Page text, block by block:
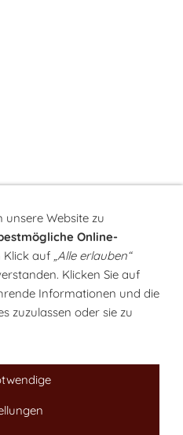
LINK-Hinweis
Website zu
Online-
Klick auf „Alle erlauben“
Klicken Sie auf
Informationen und die
zuzulassen oder sie zu